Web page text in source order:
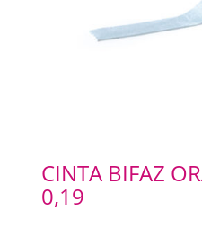
CINTA BIFAZ
0,19